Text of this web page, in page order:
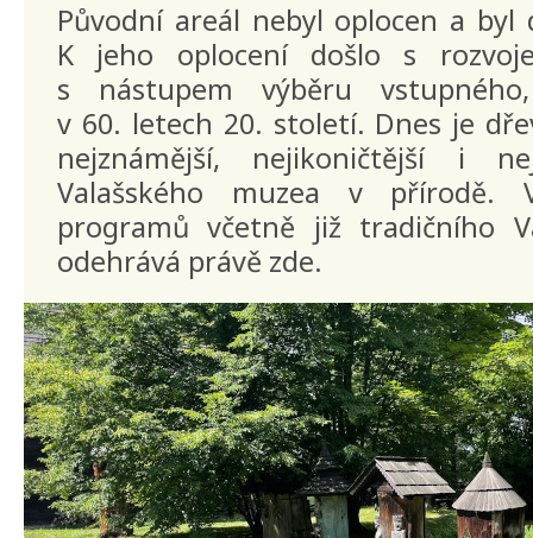
Původní areál nebyl oplocen a
K jeho oplocení došlo s
s nástupem výběru
v 60. letech 20. století. Dnes je
nejznámější, nejikoničtější i
Valašského muzea v přírodě.
programů včetně již tradičního
odehrává právě zde.